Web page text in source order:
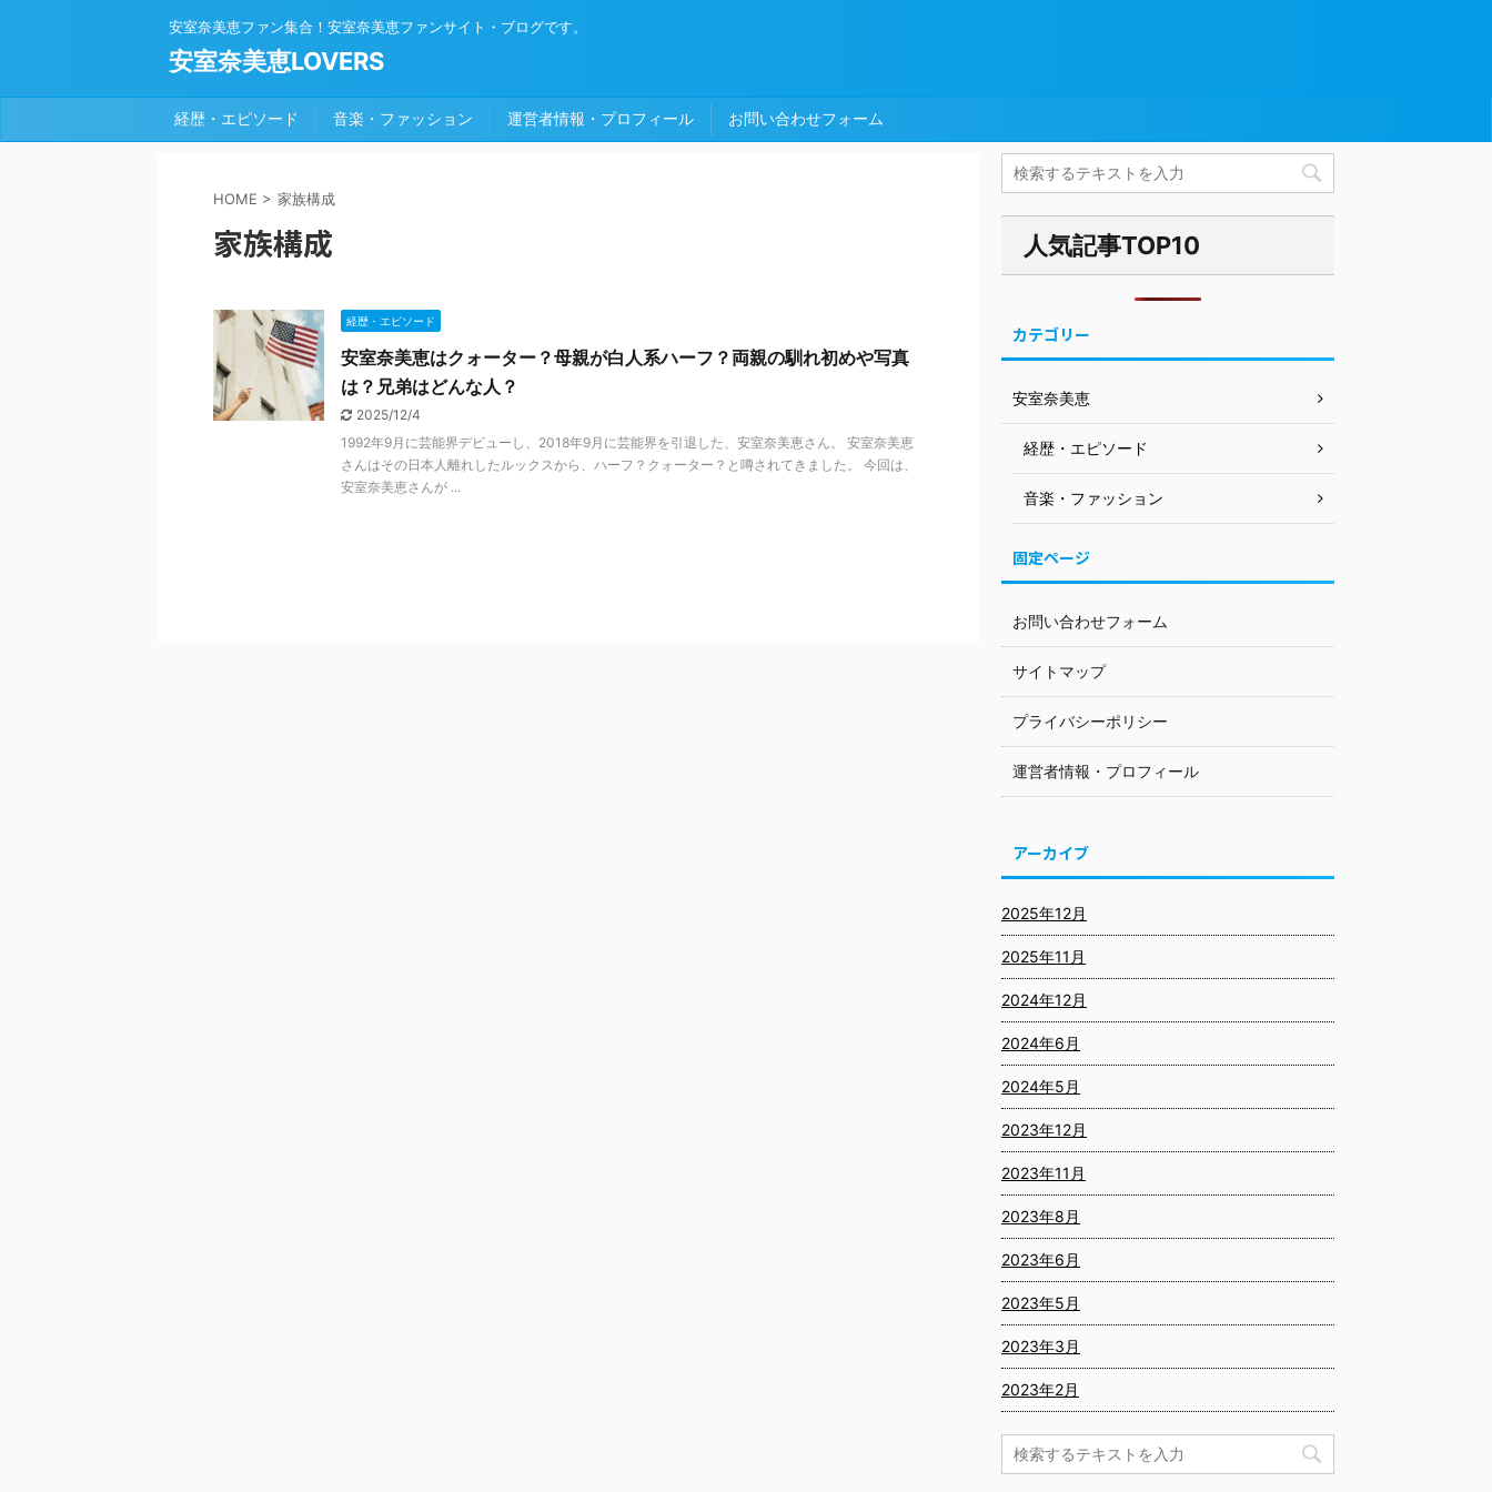
安室奈美恵ファン集合！安室奈美恵ファンサイト・ブログです。
安室奈美恵LOVERS
経歴・エピソード 音楽・ファッション 運営者情報・プロフィール お問い合わせフォーム
HOME > 家族構成
家族構成
経歴・エピソード
安室奈美恵はクォーター？母親が白人系ハーフ？両親の馴れ初めや写真
は？兄弟はどんな人？
2025/12/4
1992年9月に芸能界デビューし、2018年9月に芸能界を引退した、安室奈美恵さん。 安室奈美恵
さんはその日本人離れしたルックスから、ハーフ？クォーター？と噂されてきました。 今回は、
安室奈美恵さんが ...
人気記事TOP10
カテゴリー
安室奈美恵
経歴・エピソード
音楽・ファッション
固定ページ
お問い合わせフォーム
サイトマップ
プライバシーポリシー
運営者情報・プロフィール
アーカイブ
2025年12月
2025年11月
2024年12月
2024年6月
2024年5月
2023年12月
2023年11月
2023年8月
2023年6月
2023年5月
2023年3月
2023年2月